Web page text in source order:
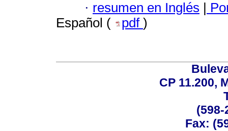
· resumen en Inglés
Español (
pdf )
CP 11.200,
(598-
Fax: